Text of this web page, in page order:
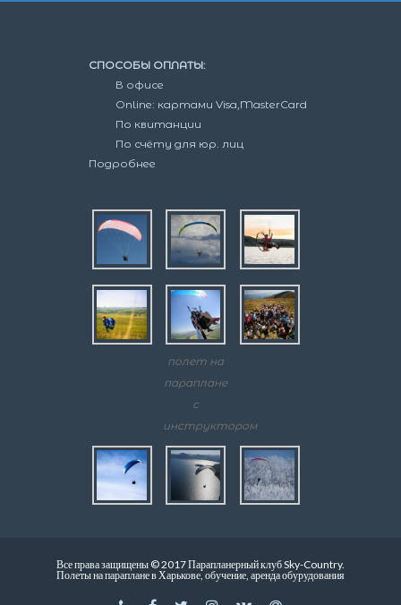
СПОСОБЫ ОПЛАТЫ:
В офисе
Online: картами Visa,MasterCard
По квитанции
По счёту для юр. лиц
Подробнее
полет на
параплане
с
инструктором
Все права защищены © 2017 Парапланерный клуб Sky-Country.
Полеты на параплане в Харькове, обучение, аренда обурудования